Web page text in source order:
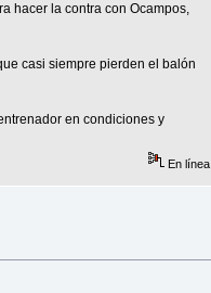
hacer la contra con Ocampos,
casi siempre pierden el balón
en condiciones y
En línea